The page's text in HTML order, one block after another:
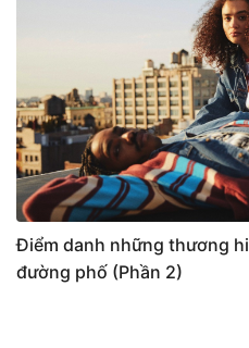
Điểm danh những thương
đường phố (Phần 2)